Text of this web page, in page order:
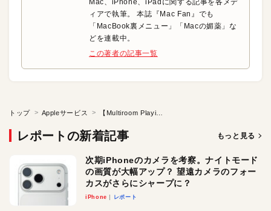
ィアで執筆。 本誌『Mac Fan』でも
「MacBook裏メニュー」「Macの媚薬」な
どを連載中。
この著者の記事一覧
トップ Appleサービス
レポートの新着記事 もっと見る
次期iPhoneのカメラを考察。ナイトモード
の画質が大幅アップ？ 望遠カメラのフォー
カスがさらにシャープに？
iPhone レポート